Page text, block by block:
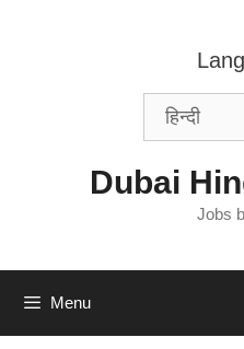
Dubai
Jobs
Menu